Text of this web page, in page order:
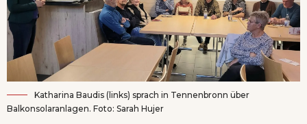
Katharina Baudis (links) sprach in Tennenbronn über
Balkonsolaranlagen. Foto: Sarah Hujer